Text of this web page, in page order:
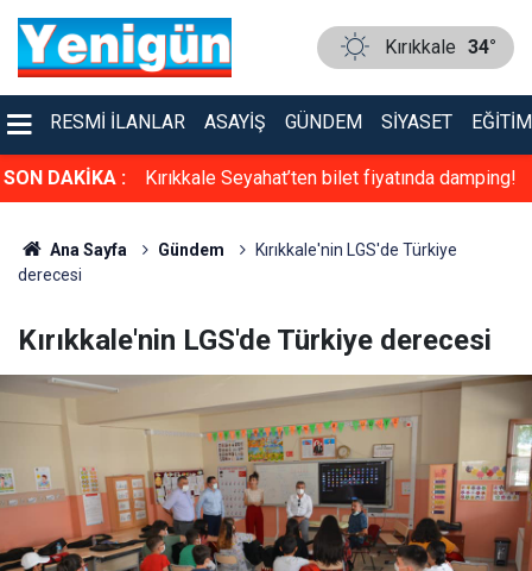
Kırıkkale 34°
RESMI İLANLAR ASAYIŞ GÜNDEM SIYASET EĞITIM
SON DAKİKA :
ateşe verdi Kırıkkale Seyahat’ten bilet fiyatında damping!
Ana Sayfa Gündem
Kırıkkale'nin LGS'de Türkiye
derecesi
Kırıkkale'nin LGS'de Türkiye derecesi